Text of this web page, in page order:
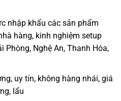
nhập khẩu các sản phẩm
hàng, kinh nghiệm setup
Phòng, Nghệ An, Thanh Hóa,
uy tín, không hàng nhái, giá
lẩu